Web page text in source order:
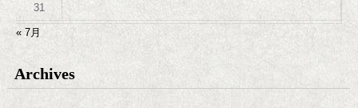
31
« 7月
Archives